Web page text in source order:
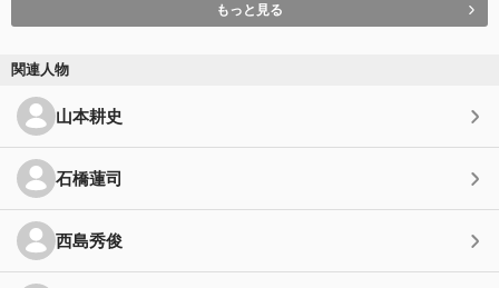
もっと見る
関連人物
山本耕史
石橋蓮司
西島秀俊